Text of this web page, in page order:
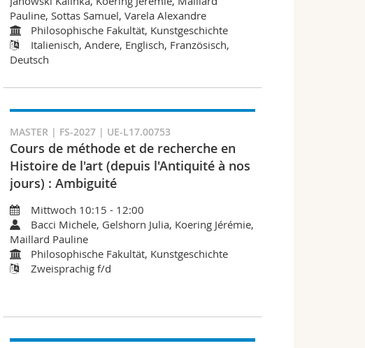
Pauline, Sottas Samuel, Varela Alexandre
Philosophische Fakultät, Kunstgeschichte
Italienisch, Andere, Englisch, Französisch,
Deutsch
MASTER | FS-2027 | UE-L17.00753
Cours de méthode et de recherche en
Histoire de l'art (depuis l'Antiquité à nos
jours) : Ambiguité
Mittwoch 10:15 - 12:00
Bacci Michele, Gelshorn Julia, Koering Jérémie,
Maillard Pauline
Philosophische Fakultät, Kunstgeschichte
Zweisprachig f/d